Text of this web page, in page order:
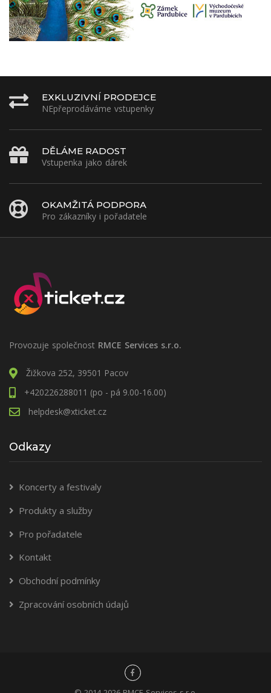
EXKLUZIVNÍ PRODEJCE
NEpřeprodáváme vstupenky
DĚLÁME RADOST
Vstupenka jako dárek
OKAMŽITÁ PODPORA
Pro zákazníky i pořadatele
Provozuje společnost RMCE Services s.r.o.
Žižkova 252, 39501 Pacov
+420226288011 (po - pá 9.00-16.00)
helpdesk@xticket.cz
Odkazy
Koncerty a festivaly
Produkty a služby
Pro pořadatele
Kontakt
Obchodní podmínky
Zpracování osobních údajů